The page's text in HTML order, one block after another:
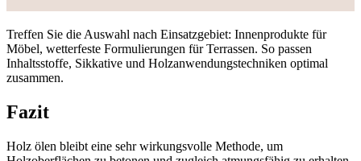
Treffen Sie die Auswahl nach Einsatzgebiet: Innenprodukte für
Möbel, wetterfeste Formulierungen für Terrassen. So passen
Inhaltsstoffe, Sikkative und Holzanwendungstechniken optimal
zusammen.
Fazit
Holz ölen bleibt eine sehr wirkungsvolle Methode, um